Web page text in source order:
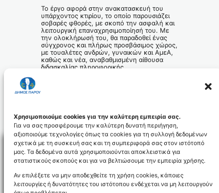
Χρησιμοποιούμε cookies για την καλύτερη εμπειρία σας.
Για να σας προσφέρουμε την καλύτερη δυνατή περιήγηση,
αξιοποιούμε τεχνολογίες όπως τα cookies για τη συλλογή δεδομένων
σχετικά με τη συσκευή σας και τη συμπεριφορά σας στον ιστότοπό
μας. Τα δεδομένα αυτά χρησιμοποιούνται αποκλειστικά για
στατιστικούς σκοπούς και για να βελτιώσουμε την εμπειρία χρήσης.
Αν επιλέξετε να μην αποδεχθείτε τη χρήση cookies, κάποιες
λειτουργίες ή δυνατότητες του ιστότοπου ενδέχεται να μη λειτουργούν
Το έργο αφορά στην ανακατασκευή του
υπάρχοντος κτιρίου, το οποίο παρουσιάζει
σοβαρές φθορές, με σκοπό την ασφαλή και
λειτουργική επαναχρησιμοποίησή του. Με
την ολοκλήρωσή του, θα παραδοθεί ένας
σύγχρονος και πλήρως προσβάσιμος χώρος,
με τουαλέτες ανδρών, γυναικών και ΑμεΑ,
καθώς και νέα, αναβαθμισμένη αίθουσα
διδασκαλίας πληροφορικής.
Το Γραφείο Τύπου